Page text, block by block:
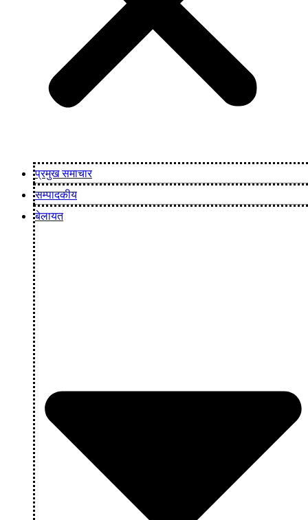
प्रमुख समाचार
सम्पादकीय
बेलायत